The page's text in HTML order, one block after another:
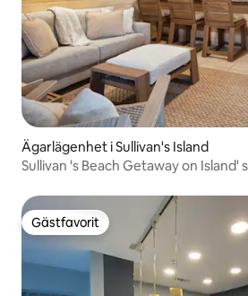
Ägarlägenhet i Sullivan's Island
Sullivan 's Beach Getaway on Island'
Gästfavorit
Gästfavorit